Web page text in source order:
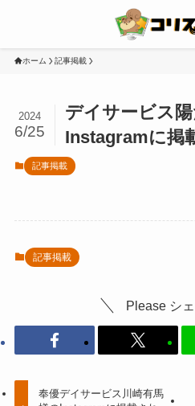
ホーム 記事掲載
デイサービス
Instagramに掲
2024
6/25
記事掲載
記事掲載
Please シェ
奉優デイサービス川崎有馬